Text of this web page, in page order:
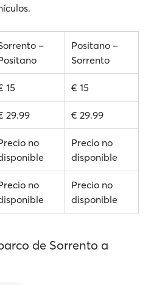
–
Positano –
Sorrento
15 € 15
29.99 € 29.99
no
Precio no
disponible
no
Precio no
disponible
de Sorrento a